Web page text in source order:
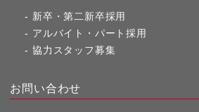
新卒・第二新卒採用
アルバイト・パート採用
協力スタッフ募集
お問い合わせ